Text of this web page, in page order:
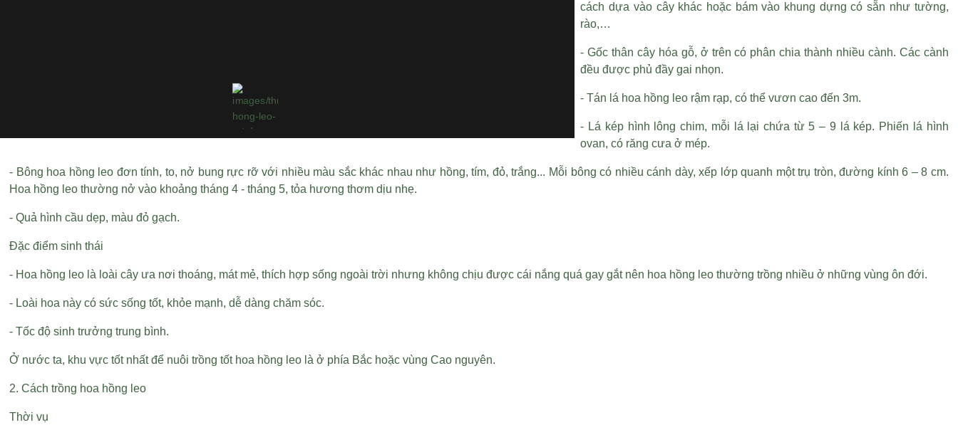
cách dựa vào cây khác hoặc bám vào khung dựng có sẵn như tường,
rào,…
- Gốc thân cây hóa gỗ, ở trên có phân chia thành nhiều cành. Các cành
đều được phủ đầy gai nhọn.
- Tán lá hoa hồng leo rậm rạp, có thể vươn cao đến 3m.
- Lá kép hình lông chim, mỗi lá lại chứa từ 5 – 9 lá kép. Phiến lá hình
ovan, có răng cưa ở mép.
- Bông hoa hồng leo đơn tính, to, nở bung rực rỡ với nhiều màu sắc khác nhau như hồng, tím, đỏ, trắng... Mỗi bông có nhiều cánh dày, xếp lớp quanh một trụ tròn, đường kính 6 – 8 cm.
Hoa hồng leo thường nở vào khoảng tháng 4 - tháng 5, tỏa hương thơm dịu nhẹ.
- Quả hình cầu dẹp, màu đỏ gạch.
Đặc điểm sinh thái
- Hoa hồng leo là loài cây ưa nơi thoáng, mát mẻ, thích hợp sống ngoài trời nhưng không chịu được cái nắng quá gay gắt nên hoa hồng leo thường trồng nhiều ở những vùng ôn đới.
- Loài hoa này có sức sống tốt, khỏe mạnh, dễ dàng chăm sóc.
- Tốc độ sinh trưởng trung bình.
Ở nước ta, khu vực tốt nhất để nuôi trồng tốt hoa hồng leo là ở phía Bắc hoặc vùng Cao nguyên.
2. Cách trồng hoa hồng leo
Thời vụ